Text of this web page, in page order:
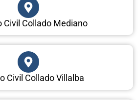
Civil Collado Mediano
Civil Collado Villalba